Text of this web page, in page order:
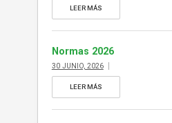
pulsando en el titular): pulse en
este enlace para visualizar un
ejemplar de ADS […]
LEER MÁS
Normas 2026
30 JUNIO, 2026
LEER MÁS